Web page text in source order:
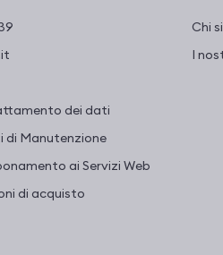
dei dati
di Manutenzione
ai Servizi Web
di acquisto
Chi
I